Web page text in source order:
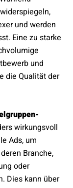
und werden
Eine zu starke
und
die Qualität der
wirkungsvoll
Ads, um
Branche,
oder
Dies kann über